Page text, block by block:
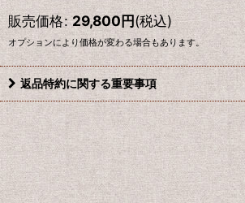
販売価格: 29,800円(税込)
オプションにより価格が変わる場合もあります。
返品特約に関する重要事項